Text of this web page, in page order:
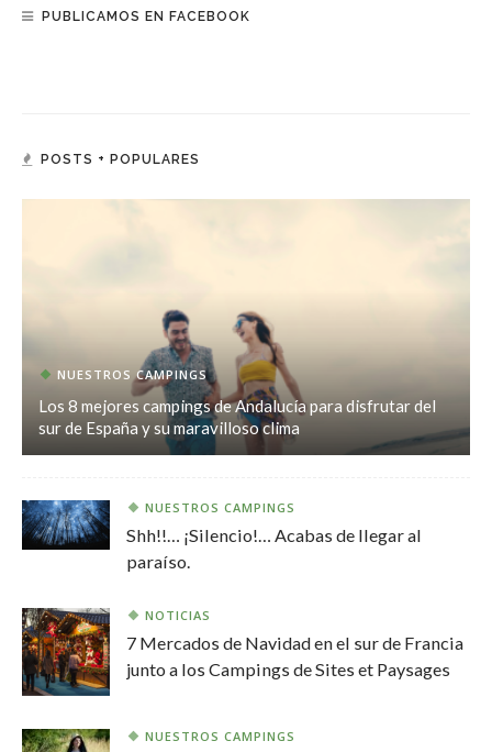
PUBLICAMOS EN FACEBOOK
POSTS + POPULARES
NUESTROS CAMPINGS
Los 8 mejores campings de Andalucía para disfrutar del
sur de España y su maravilloso clima
NUESTROS CAMPINGS
Shh!!… ¡Silencio!… Acabas de llegar al
paraíso.
NOTICIAS
7 Mercados de Navidad en el sur de Francia
junto a los Campings de Sites et Paysages
NUESTROS CAMPINGS